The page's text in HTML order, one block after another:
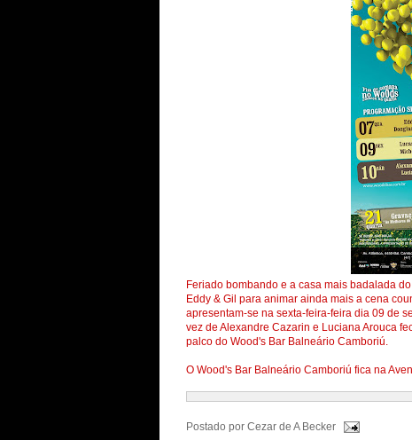
Feriado bombando e a casa mais badalada
Eddy & Gil para animar ainda mais a cena
apresentam-se na sexta-feira-feira dia 09 de
vez de Alexandre Cazarin e Luciana Arouca
palco do Wood's Bar Balneário Camboriú.
O Wood's Bar Balneário Camboriú fica na
Postado por Cezar de A Becker